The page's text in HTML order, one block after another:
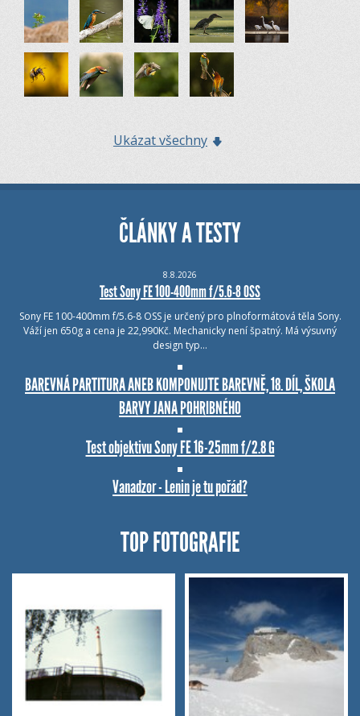
Ukázat všechny
ČLÁNKY A TESTY
8.8.2026
Test Sony FE 100-400mm f/5.6-8 OSS
Sony FE 100-400mm f/5.6-8 OSS je určený pro plnoformátová těla Sony.
Váží jen 650g a cena je 22,990Kč. Mechanicky není špatný. Má výsuvný
design typ…
BAREVNÁ PARTITURA ANEB KOMPONUJTE BAREVNĚ, 18. DÍL, ŠKOLA
BARVY JANA POHRIBNÉHO
Test objektivu Sony FE 16-25mm f/2.8 G
Vanadzor - Lenin je tu pořád?
TOP FOTOGRAFIE